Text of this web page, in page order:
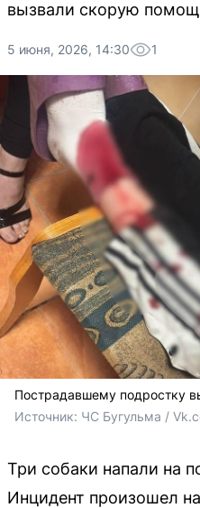
вызвали скорую
5 июня, 2026, 14:30 1
Пострадавшему подростку
Источник: ЧС Бугульма /
Три собаки напали на
Инцидент произошел